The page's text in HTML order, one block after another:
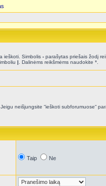
ieškoti. Simbolis - parašytas priešais žodį
| . Dalinėms reikšmėms naudokite *.
neišjungsite “ieškoti subforumuose“
Taip Ne